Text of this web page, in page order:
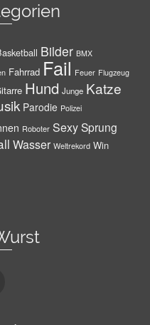
Bilder BMX
Fahrrad Fail Feuer Flugzeug
Hund Junge Katze
Parodie Polizei
Roboter SexySprung
Wasser Weltrekord Win